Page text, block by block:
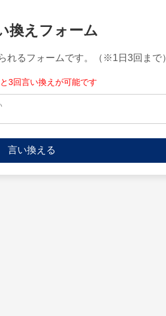
換えフォーム
れるフォームです。（※1日3回まで
3回言い換えが可能です
言い換える